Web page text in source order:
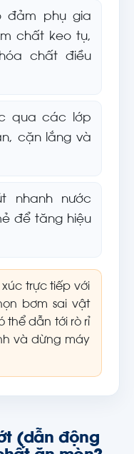
phụ gia
chất keo tụ,
chất điều
qua các lớp
cặn lắng và
nhanh nước
để tăng hiệu
trực tiếp với
bơm sai vật
thể dẫn tới rò rỉ
và dừng máy
(dẫn động